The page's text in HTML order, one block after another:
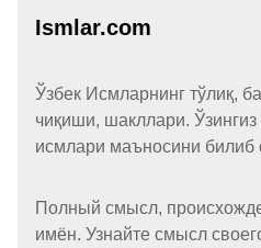
Ismlar.com
Ўзбек Исмларнинг тўлиқ,
чиқиши, шакллари. Ўзингиз
исмлари маъносини билиб
Полный смысл,
имён. Узнайте смысл